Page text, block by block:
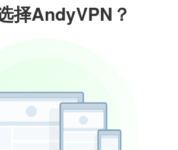
择AndyVPN？